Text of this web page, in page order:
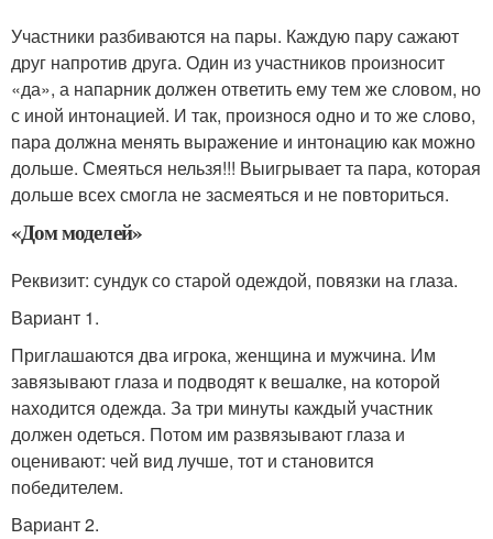
Участники разбиваются на пары. Каждую пару сажают
друг напротив друга. Один из участников произносит
«да», а напарник должен ответить ему тем же словом, но
с иной интонацией. И так, произнося одно и то же слово,
пара должна менять выражение и интонацию как можно
дольше. Смеяться нельзя!!! Выигрывает та пара, которая
дольше всех смогла не засмеяться и не повториться.
«Дом моделей»
Реквизит: сундук со старой одеждой, повязки на глаза.
Вариант 1.
Приглашаются два игрока, женщина и мужчина. Им
завязывают глаза и подводят к вешалке, на которой
находится одежда. За три минуты каждый участник
должен одеться. Потом им развязывают глаза и
оценивают: чей вид лучше, тот и становится
победителем.
Вариант 2.